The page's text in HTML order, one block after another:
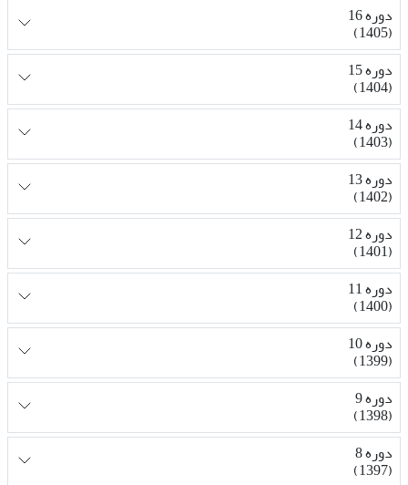
دوره 16
(1405)
دوره 15
(1404)
دوره 14
(1403)
دوره 13
(1402)
دوره 12
(1401)
دوره 11
(1400)
دوره 10
(1399)
دوره 9
(1398)
دوره 8
(1397)